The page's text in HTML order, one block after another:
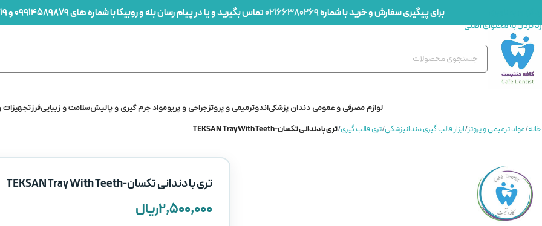
رد کردن به محتوای اصلی
برای پیگیری سفارش و خرید با شماره02166380269تماس بگیرید و یا در پیام رسان بله و روبیکا با شماره های 09914589879 و 09912436419 در ارتباط باشید
لوازم مصرفی و عمومی دندان پزشکیاندوترمیمی و پروتزجراحی و پریومواد جرم گیری و پالیشسلامت و زیباییفرزتجهیزات
خانه/مواد ترمیمی و پروتز/ابزار قالب گیری دندانپزشکی/تری قالب گیری/تری با دندانی تکسان-TEKSAN Tray With Teeth
تری با دندانی تکسان-TEKSAN Tray With Teeth
۲,۵۰۰,۰۰۰ریال